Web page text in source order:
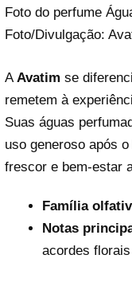
Foto do perfume
Foto/Divulgação:
A Avatim se
remetem à
Suas águas
uso generoso após
frescor e bem-estar
Família
Notas
acordes